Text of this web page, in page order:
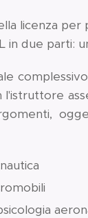
licenza
in due parti: